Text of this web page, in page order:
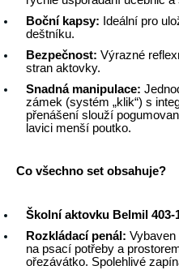
Boční kapsy: Ideální pro
deštníku.
Bezpečnost: Výrazné
stran aktovky.
Snadná manipulace:
zámek (systém „klik“) s
přenášení slouží
lavici menší poutko.
Co všechno set obsahuje?
Školní aktovku Belmil 403-
Rozkládací penál:
na psací potřeby a
ořezávátko. Spolehlivé